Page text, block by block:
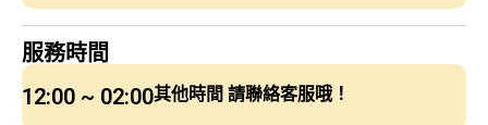
服務時間
12:00 ~ 02:00其他時間 請聯絡客服哦！